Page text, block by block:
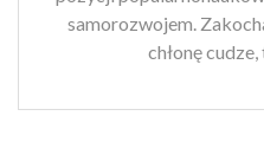
samorozwojem.
chłonę cudze,